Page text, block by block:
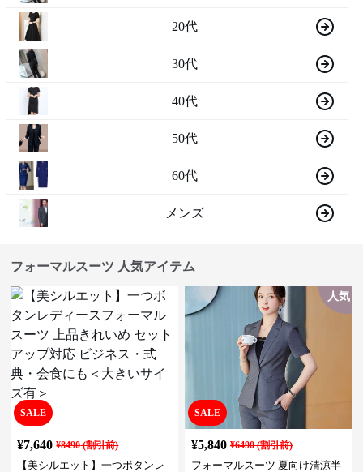
20代
30代
40代
50代
60代
メンズ
フォーマルスーツ 人気アイテム
SALE
¥7,640 ¥8490(割引前)
【美シルエット】一つボタンレ
SALE
人気
¥5,840 ¥6490(割引前)
フォーマルスーツ 夏向け清涼半